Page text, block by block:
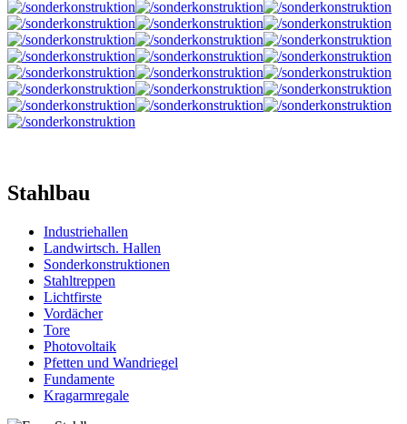
Stahlbau
Industriehallen
Landwirtsch. Hallen
Sonderkonstruktionen
Stahltreppen
Lichtfirste
Vordächer
Tore
Photovoltaik
Pfetten und Wandriegel
Fundamente
Kragarmregale